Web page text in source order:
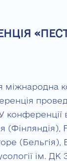
міжнародна
конференції
(Бельгія),
ім.